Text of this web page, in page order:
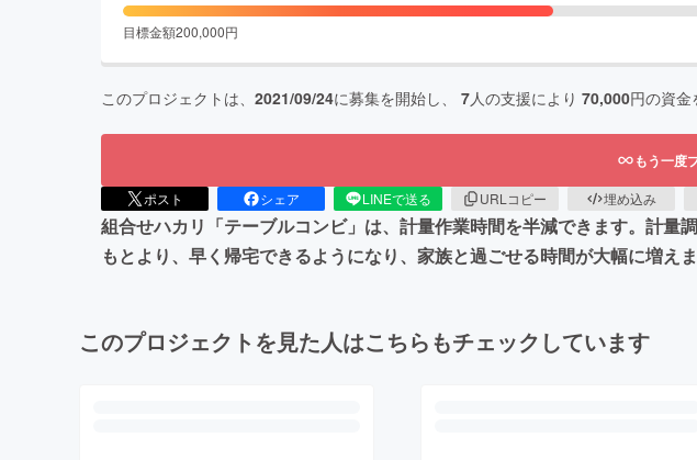
目標金額200,000円
このプロジェクトは、 2021/09/24に募集を開始し、 7人の支援により 70,000円の資金
もう一度
ポスト シェア LINEで送る URLコピー 埋め込み
組合せハカリ「テーブルコンビ」は、計量作業時間を半減できます。計
もとより、早く帰宅できるようになり、家族と過ごせる時間が大幅に増え
このプロジェクトを見た人はこちらもチェックしています